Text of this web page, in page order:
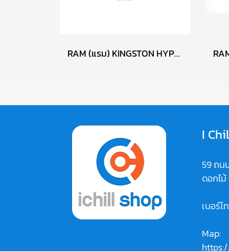
RAM (แรม) KINGSTON HYPER X FURY DDR3 4GB (4GBX1) 1600MHz P09973
I
59 ถน
ดอกไม้
เบอร์โ
Map: